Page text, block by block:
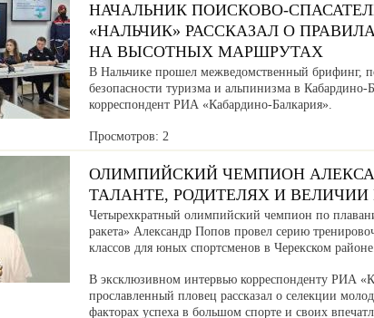
НАЧАЛЬНИК ПОИСКОВО-
«НАЛЬЧИК» РАССКАЗАЛ О
НА ВЫСОТНЫХ МАРШРУТАХ
В Нальчике прошел межведомственный брифинг,
безопасности туризма и альпинизма в Кабардино-
корреспондент РИА «Кабардино-Балкария».
Просмотров: 2
ОЛИМПИЙСКИЙ ЧЕМПИОН
ТАЛАНТЕ, РОДИТЕЛЯХ И ВЕЛИЧИИ
Четырехкратный олимпийский чемпион по
ракета» Александр Попов провел серию
классов для юных спортсменов в Черекском
В эксклюзивном интервью корреспонденту РИА
прославленный пловец рассказал о селекции
факторах успеха в большом спорте и своих